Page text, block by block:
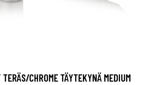
CHROME TÄYTEKYNÄ MEDIUM